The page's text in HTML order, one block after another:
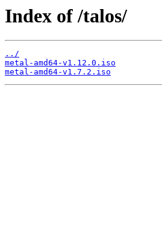
Index of /talos/
../
metal-amd64-v1.12.0.iso
metal-amd64-v1.7.2.iso